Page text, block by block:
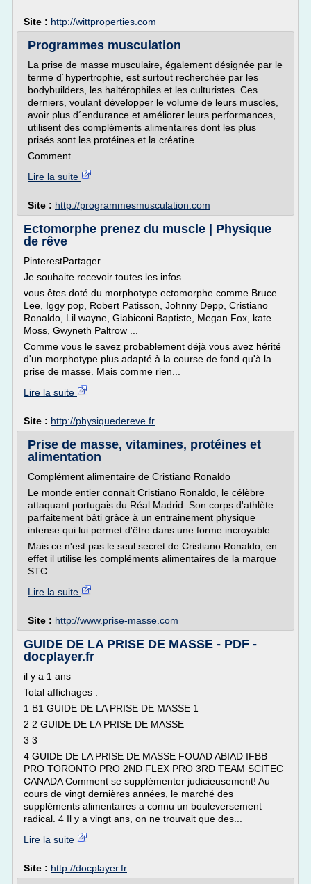
Site : http://wittproperties.com
Programmes musculation
La prise de masse musculaire, également désignée par le
terme d´hypertrophie, est surtout recherchée par les
bodybuilders, les haltérophiles et les culturistes. Ces
derniers, voulant développer le volume de leurs muscles,
avoir plus d´endurance et améliorer leurs performances,
utilisent des compléments alimentaires dont les plus
prisés sont les protéines et la créatine.
Comment...
Lire la suite
Site : http://programmesmusculation.com
Ectomorphe prenez du muscle | Physique
de rêve
PinterestPartager
Je souhaite recevoir toutes les infos
vous êtes doté du morphotype ectomorphe comme Bruce
Lee, Iggy pop, Robert Patisson, Johnny Depp, Cristiano
Ronaldo, Lil wayne, Giabiconi Baptiste, Megan Fox, kate
Moss, Gwyneth Paltrow ...
Comme vous le savez probablement déjà vous avez hérité
d'un morphotype plus adapté à la course de fond qu'à la
prise de masse. Mais comme rien...
Lire la suite
Site : http://physiquedereve.fr
Prise de masse, vitamines, protéines et
alimentation
Complément alimentaire de Cristiano Ronaldo
Le monde entier connait Cristiano Ronaldo, le célèbre
attaquant portugais du Réal Madrid. Son corps d'athlète
parfaitement bâti grâce à un entrainement physique
intense qui lui permet d'être dans une forme incroyable.
Mais ce n'est pas le seul secret de Cristiano Ronaldo, en
effet il utilise les compléments alimentaires de la marque
STC...
Lire la suite
Site : http://www.prise-masse.com
GUIDE DE LA PRISE DE MASSE - PDF -
docplayer.fr
il y a 1 ans
Total affichages :
1 B1 GUIDE DE LA PRISE DE MASSE 1
2 2 GUIDE DE LA PRISE DE MASSE
3 3
4 GUIDE DE LA PRISE DE MASSE FOUAD ABIAD IFBB
PRO TORONTO PRO 2ND FLEX PRO 3RD TEAM SCITEC
CANADA Comment se supplémenter judicieusement! Au
cours de vingt dernières années, le marché des
suppléments alimentaires a connu un bouleversement
radical. 4 Il y a vingt ans, on ne trouvait que des...
Lire la suite
Site : http://docplayer.fr